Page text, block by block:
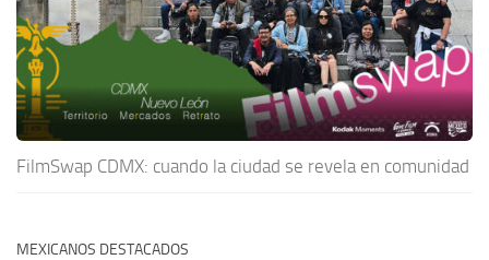
FilmSwap CDMX: cuando la ciudad se revela en comunidad
MEXICANOS DESTACADOS